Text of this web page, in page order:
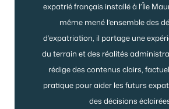
expatrié français installé à l’Île
même mené l’ensemble des
d’expatriation, il partage une
du terrain et des réalités
rédige des contenus clairs,
pratique pour aider les futurs
des décisions